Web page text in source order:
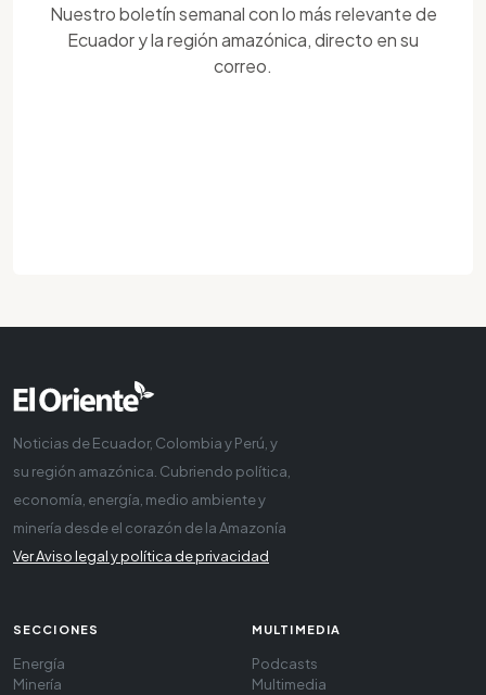
Nuestro boletín semanal con lo más relevante de
Ecuador y la región amazónica, directo en su
correo.
Noticias de Ecuador, Colombia y Perú, y
su región amazónica. Cubriendo política,
economía, energía, medio ambiente y
minería desde el corazón de la Amazonía
Ver Aviso legal y política de privacidad
SECCIONES
Energía
Minería
MULTIMEDIA
Podcasts
Multimedia